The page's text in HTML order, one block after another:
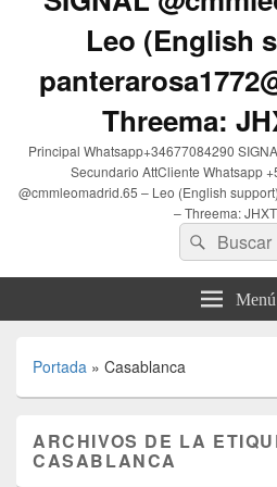
Leo (English
Threema:
Principal Whatsapp+34677084290
Secundario AttCliente Whatsapp
@cmmleomadrid.65 – Leo (English
– Threema:
Buscar
por:
Buscar
Menú
Portada » Casablanca
ARCHIVOS DE LA
CASABLANCA